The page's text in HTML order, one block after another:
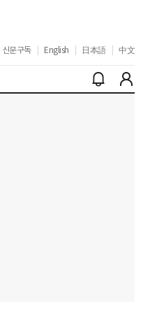
신문구독 English 日本語 中文